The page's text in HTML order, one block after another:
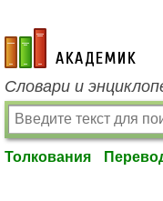
academic.ru
Словари и
Толкования